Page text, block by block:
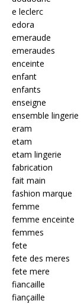
e leclerc
edora
emeraude
emeraudes
enceinte
enfant
enfants
enseigne
ensemble lingerie
eram
etam
etam lingerie
fabrication
fait main
fashion marque
femme
femme enceinte
femmes
fete
fete des meres
fete mere
fiancaille
fiançaille